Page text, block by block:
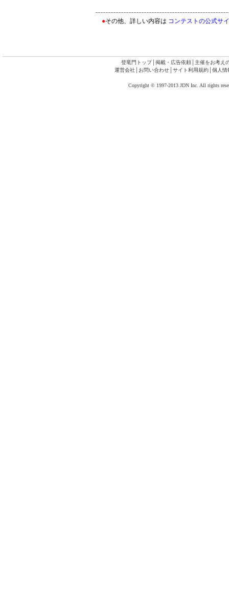
●その他、詳しい内容は コンテストの公式サ
登竜門トップ│ 掲載・広告依頼
主催をお考え
運営会社│ お問い合わせ│ サイト利用規約│ 個人情
Copyright © 1997-2013 JDN Inc. All rights